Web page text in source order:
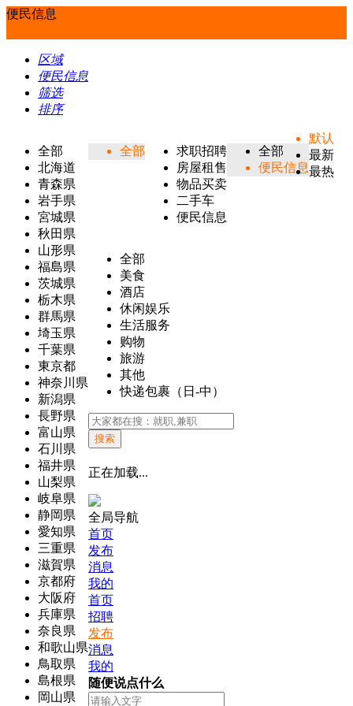
便民信息
区域
便民信息
筛选
排序
全部
北海道
青森県
岩手県
宮城県
秋田県
山形県
福島県
茨城県
栃木県
群馬県
埼玉県
千葉県
東京都
神奈川県
新潟県
長野県
富山県
石川県
福井県
山梨県
岐阜県
静岡県
愛知県
三重県
滋賀県
京都府
大阪府
兵庫県
奈良県
和歌山県
鳥取県
島根県
岡山県
全部
求职招聘
房屋租售
物品买卖
二手车
便民信息
全部
便民信息
全部
美食
酒店
休闲娱乐
生活服务
购物
旅游
其他
快递包裹（日-中）
默认
最新
最热
搜索
正在加载...
全局导航
首页
发布
消息
我的
首页
招聘
发布
消息
我的
随便说点什么